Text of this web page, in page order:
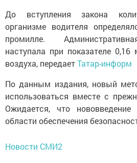
До вступления закона
организме водителя
промилле.
наступала при показателе
воздуха, передаетТатар-информ
По данным издания, новый
использоваться вместе с
Ожидается, что
области обеспечения
Новости СМИ2